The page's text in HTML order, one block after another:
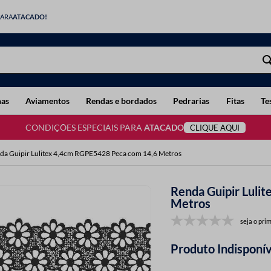
ATACADO!
Aviamentos Rendas e bordados Pedrarias Fitas
CONDIÇÕES ESPECIAIS PARA ATACADO CLIQUE AQUI
Guipir Lulitex 4,4cm RGPE5428 Peca com 14,6 Metros
Renda Guipir
Metros
seja o